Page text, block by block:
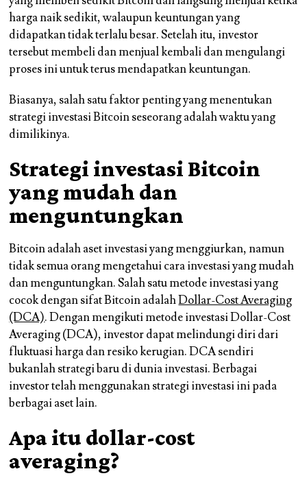
harga naik sedikit, walaupun keuntungan yang
didapatkan tidak terlalu besar. Setelah itu, investor
tersebut membeli dan menjual kembali dan mengulangi
proses ini untuk terus mendapatkan keuntungan.
Biasanya, salah satu faktor penting yang menentukan
strategi investasi Bitcoin seseorang adalahwaktuyang
dimilikinya.
Strategi investasi Bitcoin
yang mudah dan
menguntungkan
Bitcoin adalah aset investasi yang menggiurkan, namun
tidak semua orang mengetahui cara investasi yang mudah
dan menguntungkan. Salah satu metode investasi yang
cocok dengan sifat Bitcoin adalahDollar-Cost Averaging
(DCA). Dengan mengikuti metode investasi Dollar-Cost
Averaging (DCA), investor dapat melindungi diri dari
fluktuasi harga dan resiko kerugian. DCA sendiri
bukanlah strategi baru di dunia investasi. Berbagai
investor telah menggunakan strategi investasi ini pada
berbagai aset lain.
Apa itu dollar-cost
averaging?